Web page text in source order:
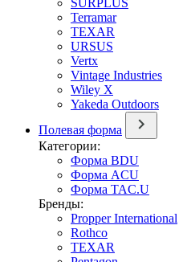
SURPLUS
Terramar
TEXAR
URSUS
Vertx
Vintage Industries
Wiley X
Yakeda Outdoors
Полевая форма
Категории:
Форма BDU
Форма ACU
Форма TAC.U
Бренды:
Propper International
Rothco
TEXAR